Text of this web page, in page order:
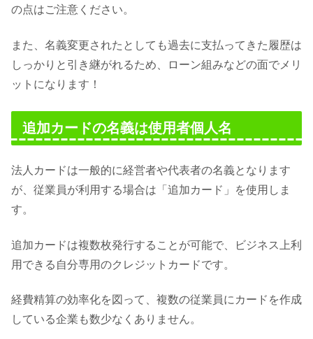
の点はご注意ください。
また、名義変更されたとしても過去に支払ってきた履歴は
しっかりと引き継がれるため、ローン組みなどの面でメリ
ットになります！
追加カードの名義は使用者個人名
法人カードは一般的に経営者や代表者の名義となります
が、従業員が利用する場合は「追加カード」を使用しま
す。
追加カードは複数枚発行することが可能で、ビジネス上利
用できる自分専用のクレジットカードです。
経費精算の効率化を図って、複数の従業員にカードを作成
している企業も数少なくありません。